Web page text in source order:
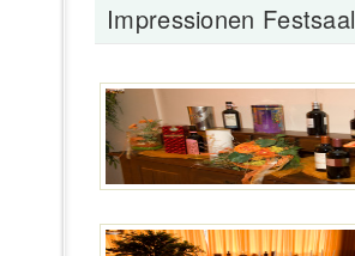
Impressionen Festsaal